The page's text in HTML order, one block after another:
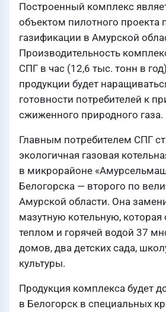
Построенный комплекс
объектом пилотного проекта
газификации в Амурской
Производительность
СПГ в час (12,6 тыс. тонн в
продукции будет
готовности потребителей к
сжиженного природного газа.
Главным потребителем СПГ
экологичная газовая
в микрорайоне
Белогорска — второго по
Амурской области. Она
мазутную котельную, которая
теплом и горячей водой 37
домов, два детских сада,
культуры.
Продукция комплекса будет
в Белогорск в специальных